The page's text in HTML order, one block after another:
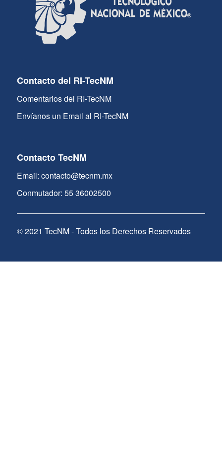
Contacto del RI-TecNM
Comentarios del RI-TecNM
Envíanos un Email al RI-TecNM
Contacto TecNM
Email: contacto@tecnm.mx
Conmutador: 55 36002500
© 2021 TecNM - Todos los Derechos Reservados